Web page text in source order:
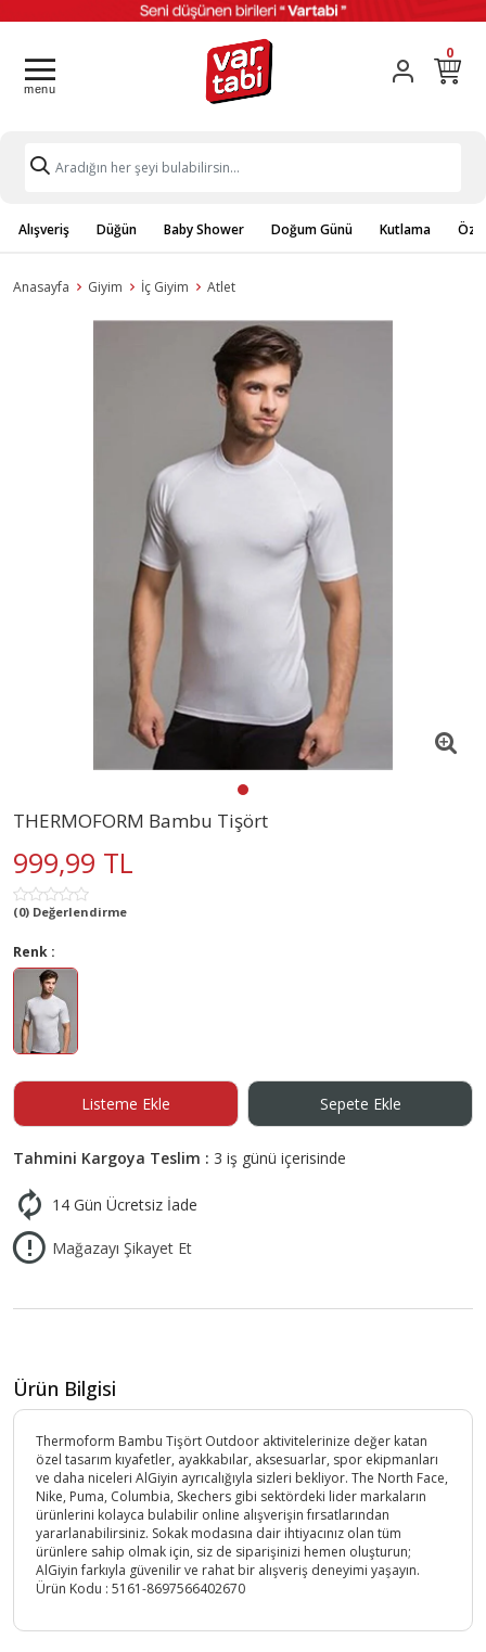
0
Alışveriş Düğün Baby Shower Doğum Günü Kutlama
Anasayfa Giyim İç Giyim Atlet
THERMOFORM Bambu Tişört
999,99 TL
(0) Değerlendirme
Renk :
Listeme Ekle Sepete Ekle
Tahmini Kargoya Teslim : 3 iş günü içerisinde
14 Gün Ücretsiz İade
Mağazayı Şikayet Et
Ürün Bilgisi
Thermoform Bambu Tişört Outdoor aktivitelerinize değer katan
özel tasarım kıyafetler, ayakkabılar, aksesuarlar, spor ekipmanları
ve daha niceleri AlGiyin ayrıcalığıyla sizleri bekliyor. The North Face,
Nike, Puma, Columbia, Skechers gibi sektördeki lider markaların
ürünlerini kolayca bulabilir online alışverişin fırsatlarından
yararlanabilirsiniz. Sokak modasına dair ihtiyacınız olan tüm
ürünlere sahip olmak için, siz de siparişinizi hemen oluşturun;
AlGiyin farkıyla güvenilir ve rahat bir alışveriş deneyimi yaşayın.
Ürün Kodu : 5161-8697566402670